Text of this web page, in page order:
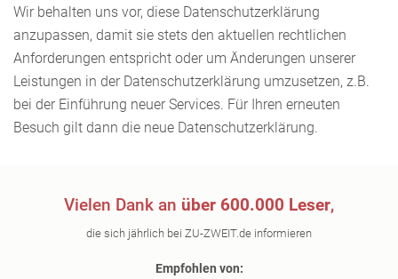
Wir behalten uns vor, diese Datenschutzerklärung
anzupassen, damit sie stets den aktuellen rechtlichen
Anforderungen entspricht oder um Änderungen unserer
Leistungen in der Datenschutzerklärung umzusetzen, z.B.
bei der Einführung neuer Services. Für Ihren erneuten
Besuch gilt dann die neue Datenschutzerklärung.
Vielen Dank an über 600.000 Leser,
die sich jährlich bei ZU-ZWEIT.de informieren
Empfohlen von: